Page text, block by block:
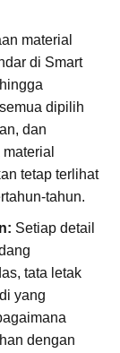
material
di Smart
dipilih
dan
tetap terlihat
tahun.
Setiap detail
tata letak
yang
dengan